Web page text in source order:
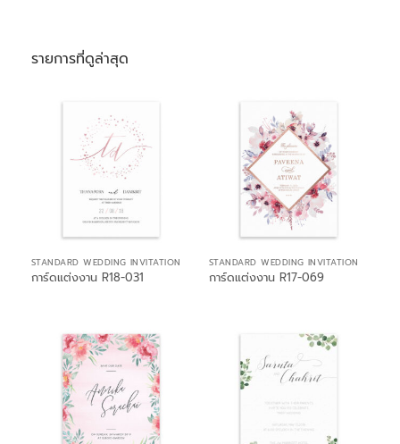
รายการที่ดูล่าสุด
STANDARD WEDDING INVITATION
การ์ดแต่งงาน R18-031
STANDARD WEDDING INVITATION
การ์ดแต่งงาน R17-069